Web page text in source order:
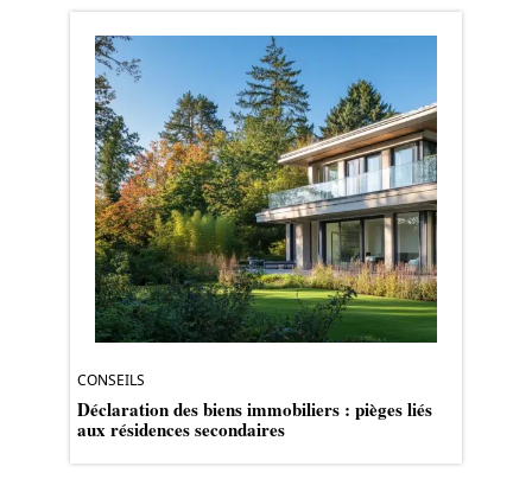
CONSEILS
Déclaration des biens immobiliers : pièges liés
aux résidences secondaires